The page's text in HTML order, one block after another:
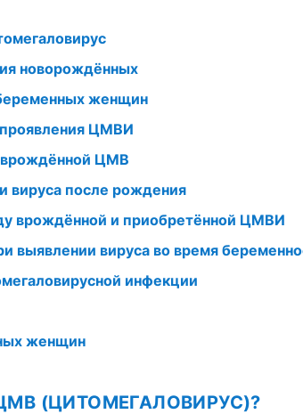
новорождённых
женщин
ЦМВИ
врождённой ЦМВ
вируса после рождения
врождённой и приобретённой ЦМВИ
выявлении вируса во время
инфекции
женщин
(ЦИТОМЕГАЛОВИРУС)?